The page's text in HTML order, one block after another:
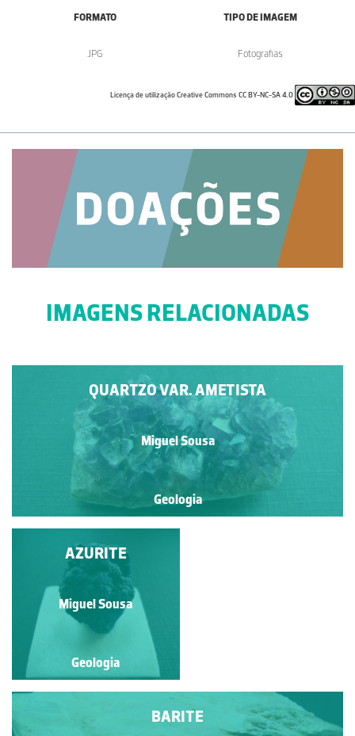
FORMATO
.JPG
TIPO DE IMAGEM
Fotografias
Licença de utilização Creative Commons CC BY-NC-SA 4.0
IMAGENS RELACIONADAS
QUARTZO VAR. AMETISTA
Miguel Sousa
Geologia
ARAGONITE
Miguel Sousa
Geologia
AZURITE
Miguel Sousa
Geologia
BARITE